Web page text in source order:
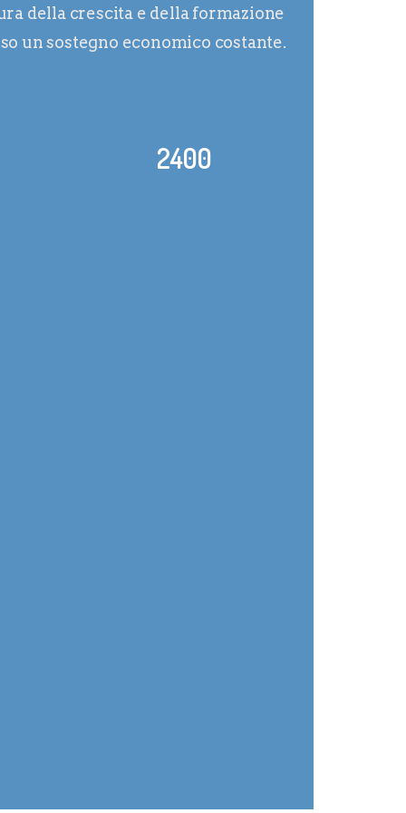
della crescita e della formazione
un sostegno economico costante.
2400